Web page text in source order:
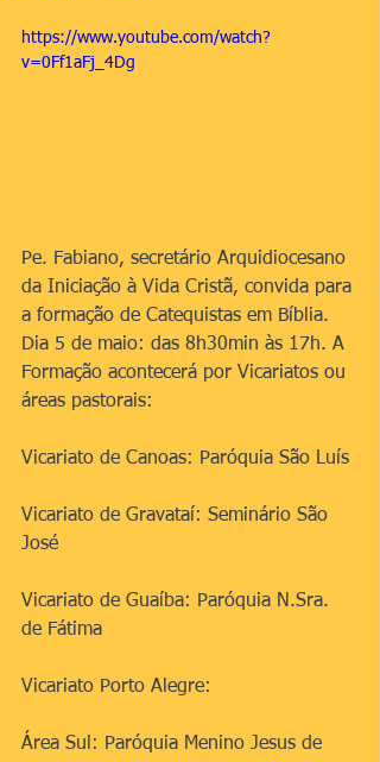
https://www.youtube.com/watch?
v=0Ff1aFj_4Dg
Pe. Fabiano, secretário Arquidiocesano
da Iniciação à Vida Cristã, convida para
a formação de Catequistas em Bíblia.
Dia 5 de maio: das 8h30min às 17h. A
Formação acontecerá por Vicariatos ou
áreas pastorais:
Vicariato de Canoas: Paróquia São Luís
Vicariato de Gravataí: Seminário São
José
Vicariato de Guaíba: Paróquia N.Sra.
de Fátima
Vicariato Porto Alegre:
Área Sul: Paróquia Menino Jesus de